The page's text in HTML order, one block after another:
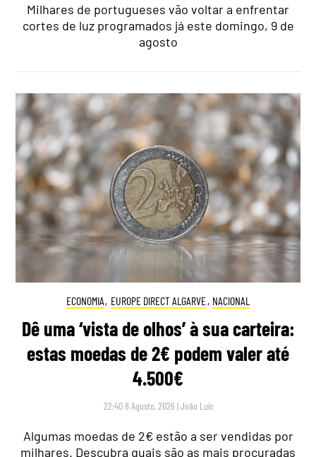
Milhares de portugueses vão voltar a enfrentar
cortes de luz programados já este domingo, 9 de
agosto
ECONOMIA, EUROPE DIRECT ALGARVE, NACIONAL
Dê uma ‘vista de olhos’ à sua carteira:
estas moedas de 2€ podem valer até
4.500€
22:40 8 Agosto, 2026 |João Luís
Algumas moedas de 2€ estão a ser vendidas por
milhares. Descubra quais são as mais procuradas